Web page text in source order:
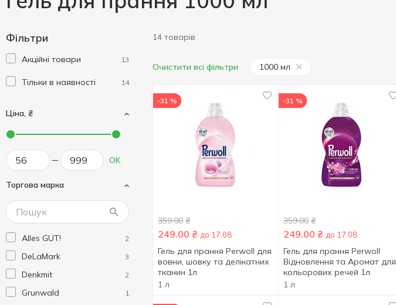
Фільтри
Акційні товари 13
Тільки в наявності 14
Ціна, ₴
OK
Торгова марка
Alles GUT! 2
DeLaMark 3
Denkmit 2
Grunwald 1
14 товарів
Очистити всі фільтри 1000 мл
-31 %
359.00 ₴
249.00 ₴ до 17.08
Гель для прання Perwoll для
вовни, шовку та делікатних
тканин 1л
1 л
-31 %
359.00 ₴
249.00 ₴ до 17.08
Гель для прання Perwoll
Відновлення та Аромат для
кольорових речей 1л
1 л